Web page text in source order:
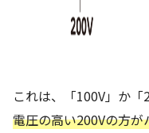
これは、「100V」か「
電圧の高い200Vの方